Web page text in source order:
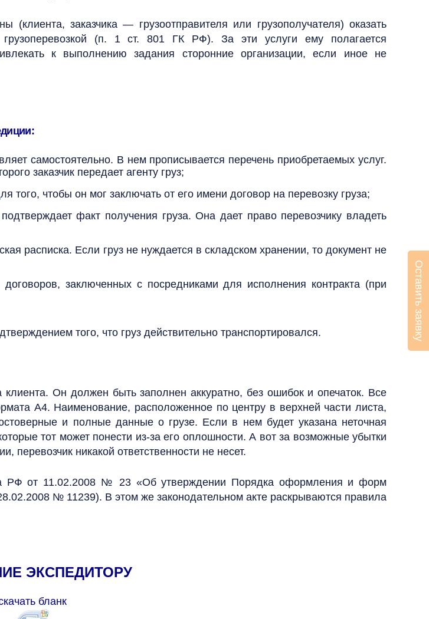
(клиента, заказчика — грузоотправителя или грузополучателя) оказать
грузоперевозкой (п. 1 ст. 801 ГК РФ). За эти услуги ему полагается
к выполнению задания сторонние организации, если иное не
самостоятельно. В нем прописывается перечень приобретаемых услуг.
заказчик передает агенту груз;
того, чтобы он мог заключать от его имени договор на перевозку груза;
факт получения груза. Она дает право перевозчику владеть
расписка. Если груз не нуждается в складском хранении, то документ не
заключенных с посредниками для исполнения контракта (при
того, что груз действительно транспортировался.
Он должен быть заполнен аккуратно, без ошибок и опечаток. Все
A4. Наименование, расположенное по центру в верхней части листа,
и полные данные о грузе. Если в нем будет указана неточная
тот может понести из-за его оплошности. А вот за возможные убытки
никакой ответственности не несет.
от 11.02.2008 № 23 «Об утверждении Порядка оформления и форм
№ 11239). В этом же законодательном акте раскрываются правила
ЭКСПЕДИТОРУ
бланк
Оставить заявку